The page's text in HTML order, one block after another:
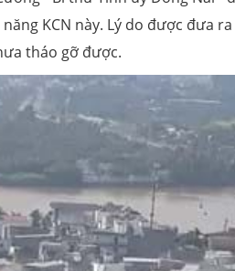
KCN này. Lý do được đưa ra
tháo gỡ được.